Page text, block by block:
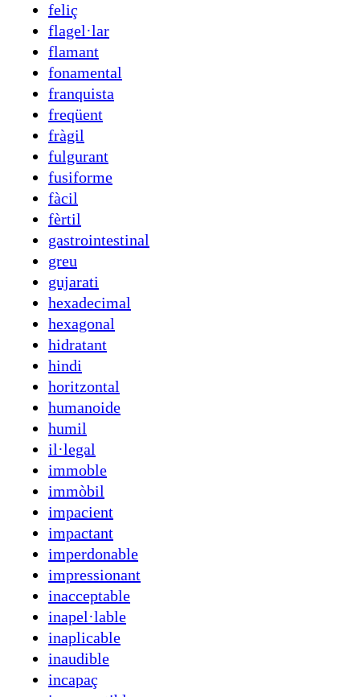
feliç
flagel·lar
flamant
fonamental
franquista
freqüent
fràgil
fulgurant
fusiforme
fàcil
fèrtil
gastrointestinal
greu
gujarati
hexadecimal
hexagonal
hidratant
hindi
horitzontal
humanoide
humil
il·legal
immoble
immòbil
impacient
impactant
imperdonable
impressionant
inacceptable
inapel·lable
inaplicable
inaudible
incapaç